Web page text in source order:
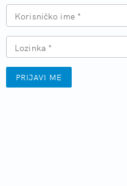
Korisničko ime *
Lozinka *
PRIJAVI ME